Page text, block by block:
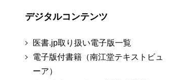
デジタルコンテンツ
医書.jp取り扱い電子版一覧
電子版付書籍（南江堂テキストビュ
ーア）